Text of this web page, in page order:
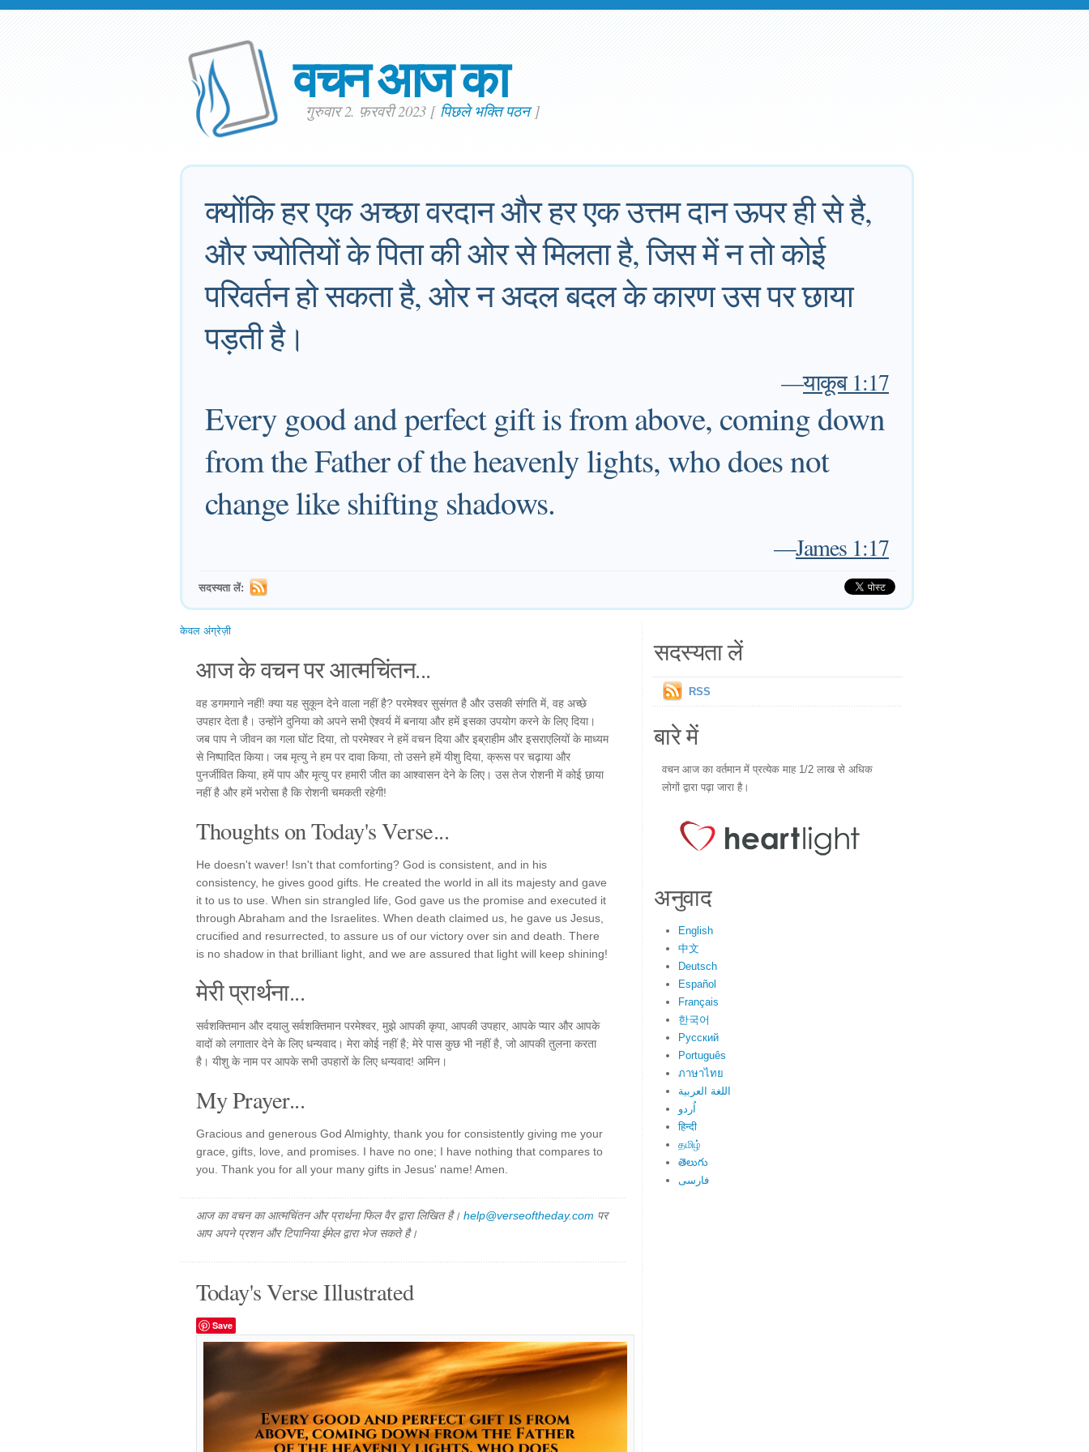
वचन आज का
गुरुवार 2. फ़रवरी 2023 [ पिछले भक्ति पठन]
क्योंकि हर एक अच्छा वरदान और हर एक उत्तम दान ऊपर ही से है,
और ज्योतियों के पिता की ओर से मिलता है, जिस में न तो कोई
परिवर्तन हो सकता है, ओर न अदल बदल के कारण उस पर छाया
पड़ती है।
—याकूब 1:17
Every good and perfect gift is from above, coming down
from the Father of the heavenly lights, who does not
change like shifting shadows.
—James 1:17
सदस्यता लें:
केवल अंग्रेज़ी
आज के वचन पर आत्मचिंतन...
वह डगमगाने नहीं! क्या यह सुकून देने वाला नहीं है? परमेश्वर सुसंगत है और उसकी संगति में, वह अच्छे
उपहार देता है। उन्होंने दुनिया को अपने सभी ऐश्वर्य में बनाया और हमें इसका उपयोग करने के लिए दिया।
जब पाप ने जीवन का गला घोंट दिया, तो परमेश्वर ने हमें वचन दिया और इब्राहीम और इसराएलियों के माध्यम
से निष्पादित किया। जब मृत्यु ने हम पर दावा किया, तो उसने हमें यीशु दिया, क्रूस पर चढ़ाया और
पुनर्जीवित किया, हमें पाप और मृत्यु पर हमारी जीत का आश्वासन देने के लिए। उस तेज रोशनी में कोई छाया
नहीं है और हमें भरोसा है कि रोशनी चमकती रहेगी!
Thoughts on Today's Verse...
He doesn't waver! Isn't that comforting? God is consistent, and in his
consistency, he gives good gifts. He created the world in all its majesty and gave
it to us to use. When sin strangled life, God gave us the promise and executed it
through Abraham and the Israelites. When death claimed us, he gave us Jesus,
crucified and resurrected, to assure us of our victory over sin and death. There
is no shadow in that brilliant light, and we are assured that light will keep shining!
मेरी प्रार्थना...
सर्वशक्तिमान और दयालु सर्वशक्तिमान परमेश्वर, मुझे आपकी कृपा, आपकी उपहार, आपके प्यार और आपके
वादों को लगातार देने के लिए धन्यवाद। मेरा कोई नहीं है; मेरे पास कुछ भी नहीं है, जो आपकी तुलना करता
है। यीशु के नाम पर आपके सभी उपहारों के लिए धन्यवाद! अमिन।
My Prayer...
Gracious and generous God Almighty, thank you for consistently giving me your
grace, gifts, love, and promises. I have no one; I have nothing that compares to
you. Thank you for all your many gifts in Jesus' name! Amen.
आज का वचन का आत्मचिंतन और प्रार्थना फिल वैर द्वारा लिखित है। help@verseoftheday.com पर
आप अपने प्रशन और टिपानिया ईमेल द्वारा भेज सकते है।
Today's Verse Illustrated
Save
सदस्यता लें
RSS
बारे में
वचन आज का वर्तमान में प्रत्येक माह 1/2 लाख से अधिक
लोगों द्वारा पढ़ा जारा है।
अनुवाद
English
中文
Deutsch
Español
Français
한국어
Русский
Português
ภาษาไทย
اللغة العربية
اُردو
हिन्दी
தமிழ்
తెలుగు
فارسی